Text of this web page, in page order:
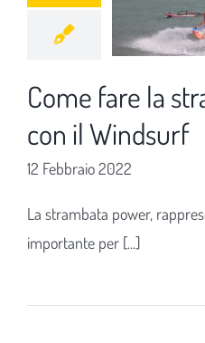
Come fare la
con il Windsurf
12 Febbraio 2022
La strambata power,
importante per [...]